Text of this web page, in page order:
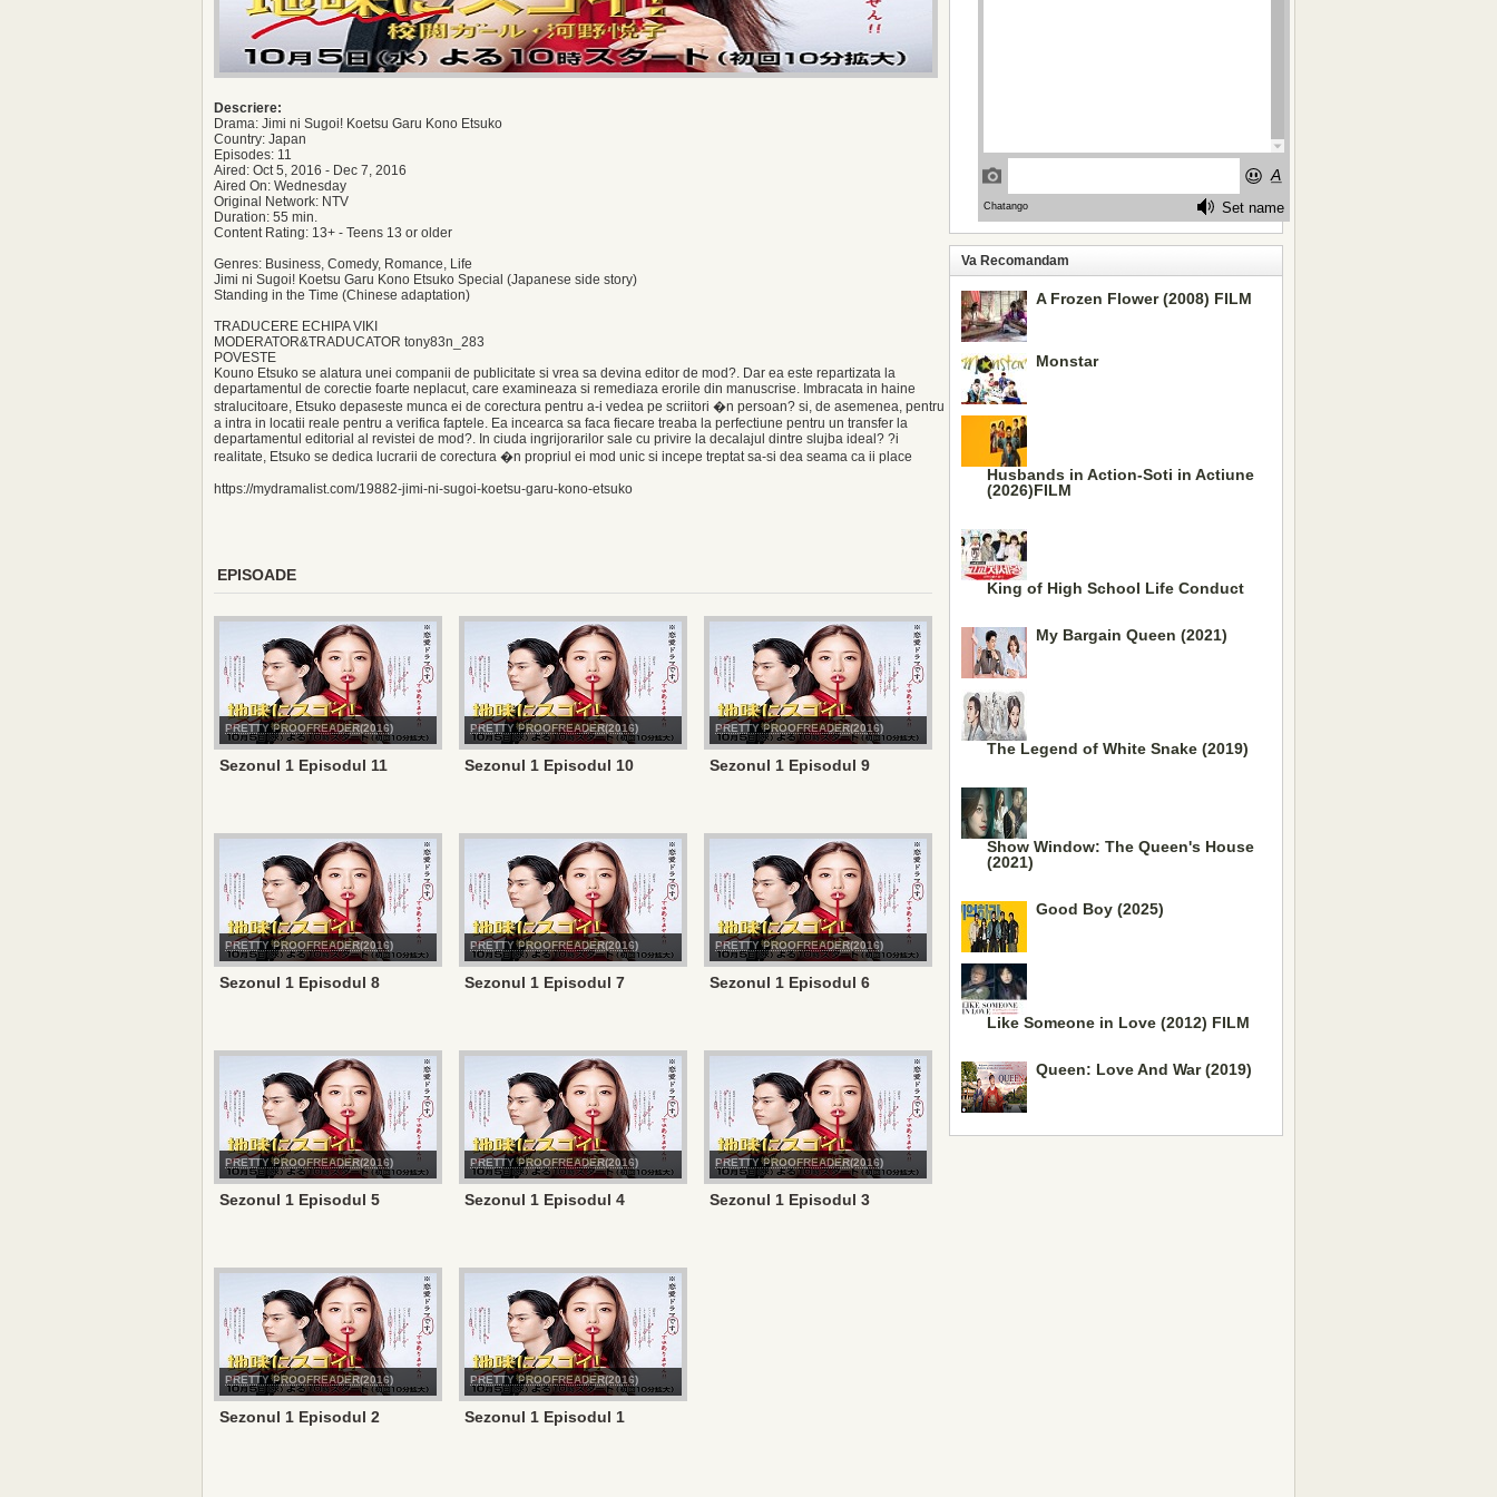
Descriere:
Drama: Jimi ni Sugoi! Koetsu Garu Kono Etsuko
Country: Japan
Episodes: 11
Aired: Oct 5, 2016 - Dec 7, 2016
Aired On: Wednesday
Original Network: NTV
Duration: 55 min.
Content Rating: 13+ - Teens 13 or older
Genres: Business, Comedy, Romance, Life
Jimi ni Sugoi! Koetsu Garu Kono Etsuko Special (Japanese side story)
Standing in the Time (Chinese adaptation)
TRADUCERE ECHIPA VIKI
MODERATOR&TRADUCATOR tony83n_283
POVESTE
Kouno Etsuko se alatura unei companii de publicitate si vrea sa devina editor de mod?. Dar ea este repartizata la
departamentul de corectie foarte neplacut, care examineaza si remediaza erorile din manuscrise. Imbracata in haine
stralucitoare, Etsuko depaseste munca ei de corectura pentru a-i vedea pe scriitori �n persoan? si, de asemenea, pentru
a intra in locatii reale pentru a verifica faptele. Ea incearca sa faca fiecare treaba la perfectiune pentru un transfer la
departamentul editorial al revistei de mod?. In ciuda ingrijorarilor sale cu privire la decalajul dintre slujba ideal? ?i
realitate, Etsuko se dedica lucrarii de corectura �n propriul ei mod unic si incepe treptat sa-si dea seama ca ii place
https://mydramalist.com/19882-jimi-ni-sugoi-koetsu-garu-kono-etsuko
EPISOADE
PRETTY PROOFREADER(2016)
Sezonul 1 Episodul 11
PRETTY PROOFREADER(2016)
Sezonul 1 Episodul 10
PRETTY PROOFREADER(2016)
Sezonul 1 Episodul 9
PRETTY PROOFREADER(2016)
Sezonul 1 Episodul 8
PRETTY PROOFREADER(2016)
Sezonul 1 Episodul 7
PRETTY PROOFREADER(2016)
Sezonul 1 Episodul 6
PRETTY PROOFREADER(2016)
Sezonul 1 Episodul 5
PRETTY PROOFREADER(2016)
Sezonul 1 Episodul 4
PRETTY PROOFREADER(2016)
Sezonul 1 Episodul 3
PRETTY PROOFREADER(2016)
Sezonul 1 Episodul 2
PRETTY PROOFREADER(2016)
Sezonul 1 Episodul 1
Va Recomandam
A Frozen Flower (2008) FILM
Monstar
Husbands in Action-Soti in Actiune
(2026)FILM
King of High School Life Conduct
My Bargain Queen (2021)
The Legend of White Snake (2019)
Show Window: The Queen's House
(2021)
Good Boy (2025)
Like Someone in Love (2012) FILM
Queen: Love And War (2019)